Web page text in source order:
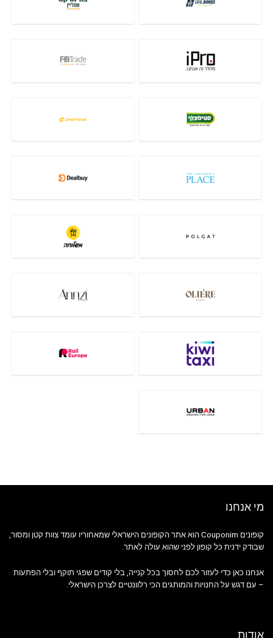
מי אנחנו
קופונים Couponim הוא אתר הקופונים הישראלי שמאחוריו עומד צוות קטן ומסור,
שבודק ידנית כל קופון לפני שהוא עולה לאתר.
אנחנו כאן כדי לעזור לכם לחסוך בכל קנייה, בלי קודים שפגי תוקף ובלי הפתעות
– עם דגש על החנויות והמותגים הכי רלוונטיים לצרכן הישראלי.
אודות